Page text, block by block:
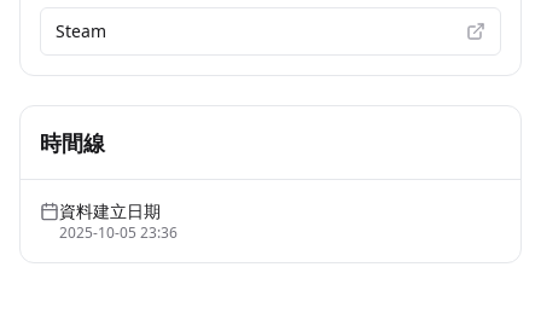
Steam
時間線
資料建立日期
2025-10-05 23:36